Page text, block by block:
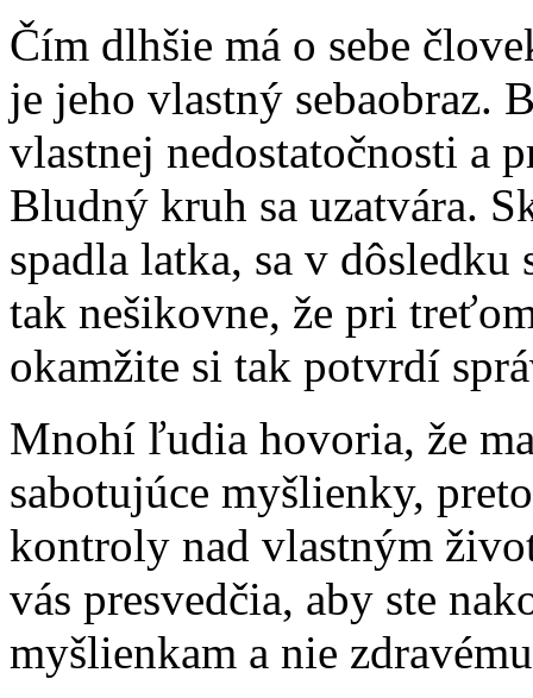
Čím dlhšie má o sebe
je jeho vlastný sebaobraz.
vlastnej nedostatočnosti a
Bludný kruh sa uzatvára.
spadla latka, sa v
tak nešikovne, že pri
okamžite si tak potvrdí
Mnohí ľudia hovoria, že
sabotujúce myšlienky,
kontroly nad vlastným
vás presvedčia, aby ste
myšlienkam a nie